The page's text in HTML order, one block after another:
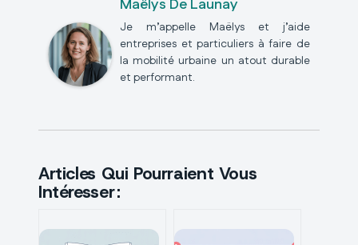
Maëlys De Launay
Je m’appelle Maëlys et j’aide
entreprises et particuliers à faire de
la mobilité urbaine un atout durable
et performant.
Articles Qui Pourraient Vous
Intéresser :